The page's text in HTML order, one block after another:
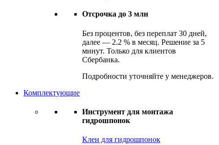
Отсрочка до 3 млн
Без процентов, без переплат 30 дней,
далее — 2.2 % в месяц. Решение за 5
минут. Только для клиентов
Сбербанка.
Подробности уточняйте у менеджеров.
Комплектующие
Инструмент для монтажа
гидрошпонок
Клеи для гидрошпонок